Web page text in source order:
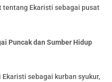
tentang Ekaristi sebagai pusat
Puncak dan Sumber Hidup
sebagai kurban syukur,